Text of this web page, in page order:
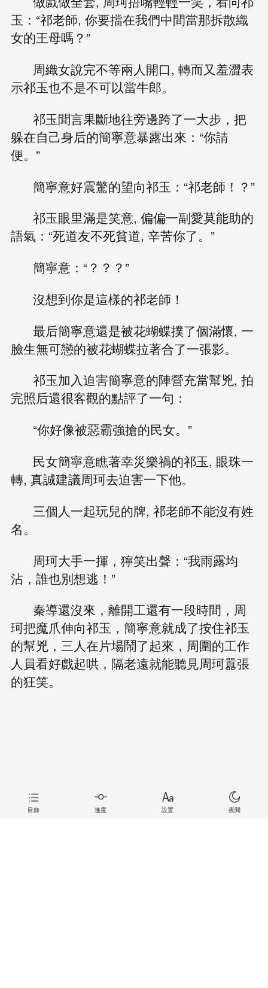
玉：“祁老師, 你要擋在我們中間當那拆散織
女的王母嗎？”
周織女說完不等兩人開口, 轉而又羞澀表
示祁玉也不是不可以當牛郎。
祁玉聞言果斷地往旁邊跨了一大步，把
躲在自己身后的簡寧意暴露出來：“你請
便。”
簡寧意好震驚的望向祁玉：“祁老師！？”
祁玉眼里滿是笑意, 偏偏一副愛莫能助的
語氣：“死道友不死貧道, 辛苦你了。”
簡寧意：“？？？”
沒想到你是這樣的祁老師！
最后簡寧意還是被花蝴蝶撲了個滿懷, 一
臉生無可戀的被花蝴蝶拉著合了一張影。
祁玉加入迫害簡寧意的陣營充當幫兇, 拍
完照后還很客觀的點評了一句：
“你好像被惡霸強搶的民女。”
民女簡寧意瞧著幸災樂禍的祁玉, 眼珠一
轉, 真誠建議周珂去迫害一下他。
三個人一起玩兒的牌, 祁老師不能沒有姓
名。
周珂大手一揮，獰笑出聲：“我雨露均
沾，誰也別想逃！”
秦導還沒來，離開工還有一段時間，周
珂把魔爪伸向祁玉，簡寧意就成了按住祁玉
的幫兇，三人在片場鬧了起來，周圍的工作
人員看好戲起哄，隔老遠就能聽見周珂囂張
的狂笑。
目錄 進度 設置 夜間